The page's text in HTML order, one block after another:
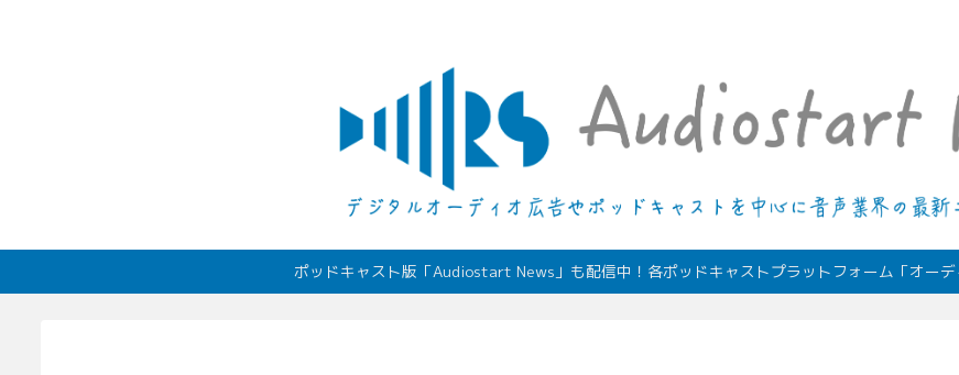
ポッドキャスト版「Audiostart News」も配信中！各ポッドキャストプラットフォーム「オーデ